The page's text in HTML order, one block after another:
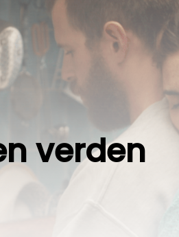
verden